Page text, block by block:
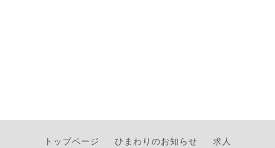
トップページ ひまわりのお知らせ
求人